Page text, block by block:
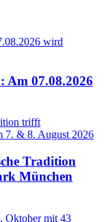
Am 07.08.2026
Tradition
München